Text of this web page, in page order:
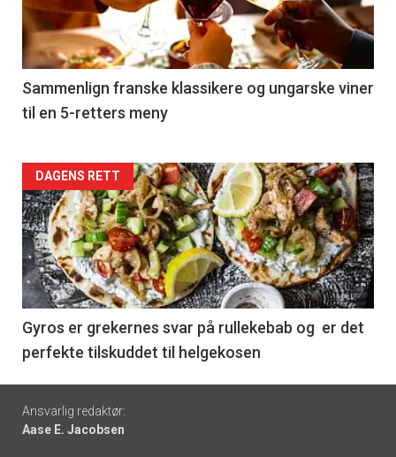
nå
-
5
Sammenlign franske klassikere og ungarske viner
til en 5-retters meny
Forsiden
akkurat
nå
-
6
DAGENS RETT
Gyros er grekernes svar på rullekebab og er det
perfekte tilskuddet til helgekosen
Footer
-
Ansvarlig redaktør:
Aase E. Jacobsen